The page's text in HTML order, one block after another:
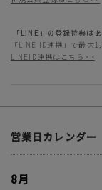
「LINE」の登録特典は
「LINE ID連携」で最大
LINEID連携はこちら>>
営業日カレンダー
8月